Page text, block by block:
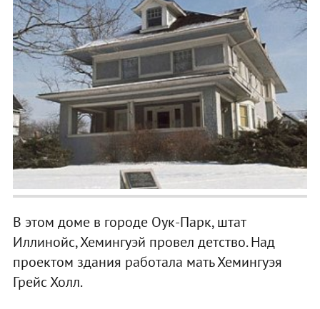
В этом доме в городе Оук-Парк, штат
Иллинойс, Хемингуэй провел детство. Над
проектом здания работала мать Хемингуэя
Грейс Холл.